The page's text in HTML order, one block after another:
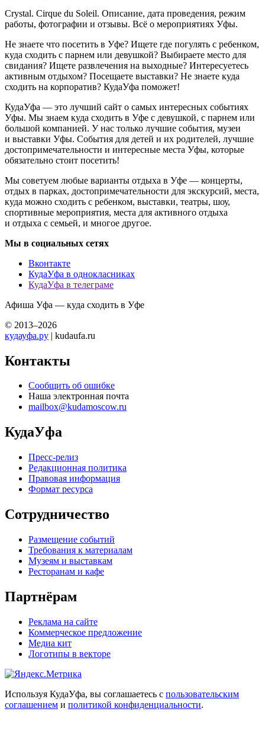
Crystal. Cirque du Soleil. Описание, дата проведения, режим
работы, фотографии и отзывы. Всё о мероприятиях Уфы.
Не знаете что посетить в Уфе? Ищете где погулять с ребенком,
куда сходить с парнем или девушкой? Выбираете место для
свидания? Ищете развлечения на выходные? Интересуетесь
активным отдыхом? Посещаете выставки? Не знаете куда
сходить на корпоратив? КудаУфа поможет!
КудаУфа — это лучший сайт о самых интересных событиях
Уфы. Мы знаем куда сходить в Уфе с девушкой, с парнем или
большой компанией. У нас только лучшие события, музеи
и выставки Уфы. События для детей и их родителей, лучшие
достопримечательности и интересные места Уфы, которые
обязательно стоит посетить!
Мы советуем любые варианты отдыха в Уфе — концерты,
отдых в парках, достопримечательности для экскурсий, места,
куда можно сходить с ребенком, выставки, театры, шоу,
спортивные мероприятия, места для активного отдыха
и отдыха с семьей, и многое другое.
Мы в социальных сетях
Вконтакте
КудаУфа в однокласниках
КудаУфа в телеграме
Афиша Уфа — куда сходить в Уфе
© 2013–2026
кудауфа.ру | kudaufa.ru
Контакты
Сообщить об ошибке
Наша электронная почта
mailbox@kudamoscow.ru
КудаУфа
Пресс-релиз
Редакционная политика
Правовая информация
Формат ресурса
Сотрудничество
Размещение событий
Требования к материалам
Музеям и выставкам
Ресторанам и кафе
Партнёрам
Реклама на сайте
Коммерческое предложение
Медиа кит
Логотипы в векторе
Используя КудаУфа, вы соглашаетесь с пользовательским
соглашением и политикой конфиденциальности.